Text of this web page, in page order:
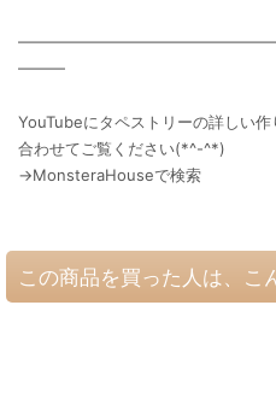
━━━
YouTubeにタペストリーの詳しい作
合わせてご覧ください(*^-^*)
→MonsteraHouseで検索
この商品を買った人は、こ